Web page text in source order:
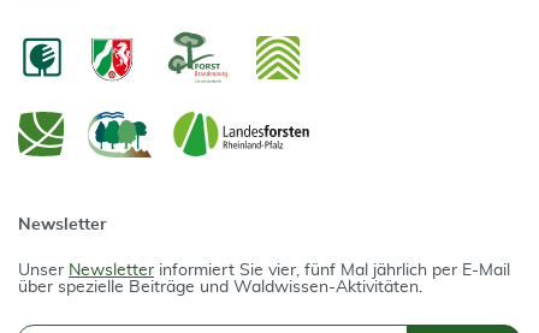
Newsletter
Unser Newsletter informiert Sie vier, fünf Mal jährlich per E-Mail
über spezielle Beiträge und Waldwissen-Aktivitäten.